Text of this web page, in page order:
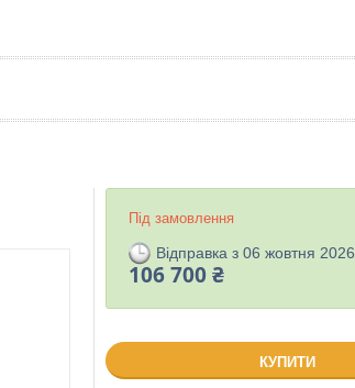
Під замовлення
Відправка з 06 жовтня 2026
106 700 ₴
КУПИТИ